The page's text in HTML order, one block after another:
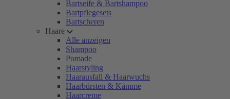
Bartseife & Bartshampoo
Bartpflegesets
Bartscheren
Haare
Alle anzeigen
Shampoo
Pomade
Haarstyling
Haarausfall & Haarwuchs
Haarbürsten & Kämme
Haarcreme